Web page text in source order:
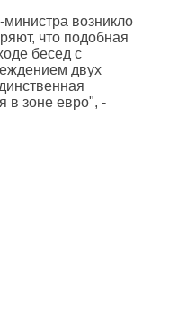
возникло
что подобная
бесед с
двух
в зоне евро", -